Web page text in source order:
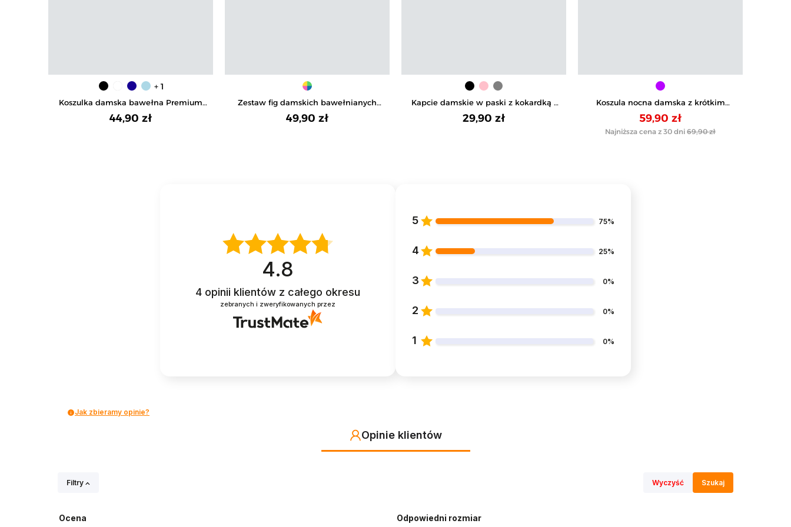
Koszulka damska bawełna Premium
T-shirt dekolt okrągły
44,90 zł
+ 1
Zestaw fig damskich bawełnianych
majtki bikini prążkowane 4-pak
49,90 zł
Kapcie damskie w paski z kokardką i
antypoślizgową podeszwą
29,90 zł
Koszula nocna damska z krótkim
rękawem w kropeczki
59,90 zł
Najniższa cena z 30 dni 69,90 zł
4.8
4 opinii klientów z całego okresu
zebranych i zweryfikowanych przez
5 75%
4 25%
3 0%
2 0%
1 0%
Jak zbieramy opinie?
Opinie klientów
Filtry Wyczyść Szukaj
Ocena Odpowiedni rozmiar